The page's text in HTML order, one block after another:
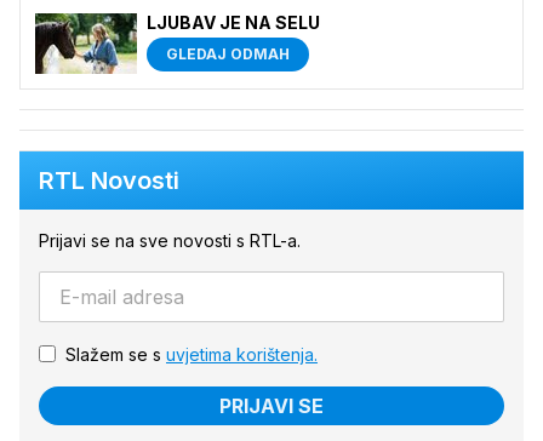
LJUBAV JE NA SELU
GLEDAJ ODMAH
RTL Novosti
Prijavi se na sve novosti s RTL-a.
Slažem se s uvjetima korištenja.
PRIJAVI SE